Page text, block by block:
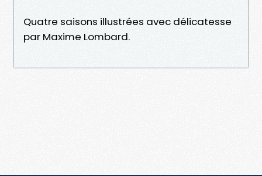
Quatre saisons illustrées avec délicatesse
par Maxime Lombard.